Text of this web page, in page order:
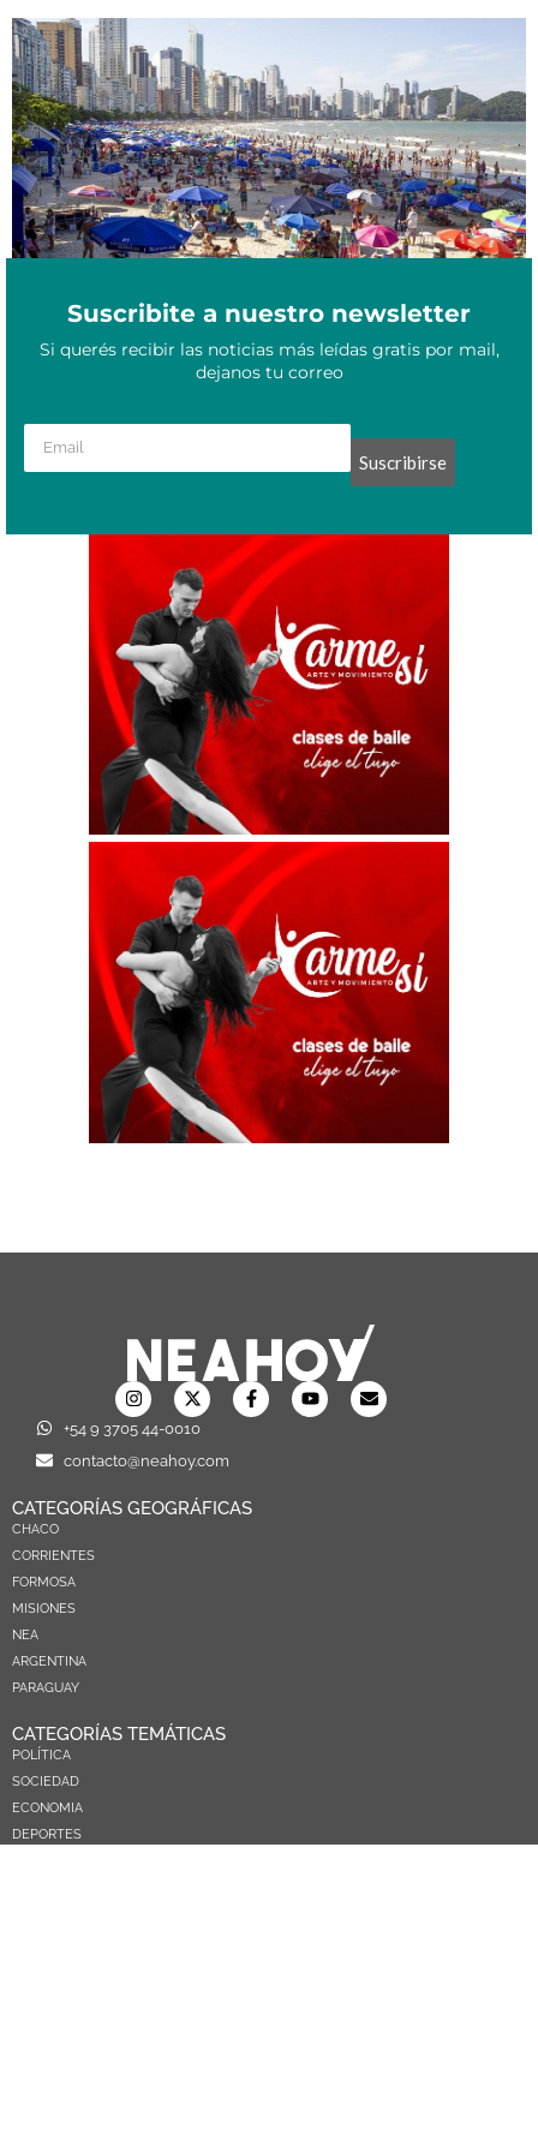
Turistas misioneros quedaron varados en Camboriú por una
deuda
Enero 12, 2023
Suscribite a nuestro newsletter
Si querés recibir las noticias más leídas gratis por mail,
dejanos tu correo
Suscribirse
+54 9 3705 44-0010
contacto@neahoy.com
CATEGORÍAS GEOGRÁFICAS
CHACO
CORRIENTES
FORMOSA
MISIONES
NEA
ARGENTINA
PARAGUAY
CATEGORÍAS TEMÁTICAS
POLÍTICA
SOCIEDAD
ECONOMIA
DEPORTES